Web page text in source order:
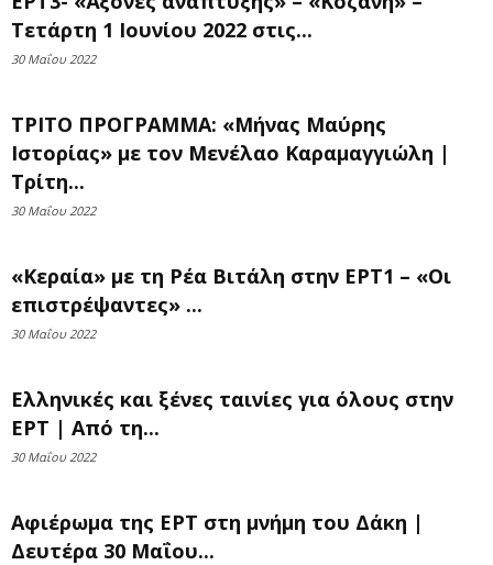
Τετάρτη 1 Ιουνίου 2022 στις...
30 Μαΐου 2022
ΤΡΙΤΟ ΠΡΟΓΡΑΜΜΑ: «Μήνας Μαύρης
Ιστορίας» με τον Μενέλαο Καραμαγγιώλη |
Τρίτη...
30 Μαΐου 2022
«Κεραία» με τη Ρέα Βιτάλη στην ΕΡΤ1 – «Οι
επιστρέψαντες» ...
30 Μαΐου 2022
Ελληνικές και ξένες ταινίες για όλους στην
ΕΡΤ | Από τη...
30 Μαΐου 2022
Αφιέρωμα της ΕΡΤ στη μνήμη του Δάκη |
Δευτέρα 30 Μαΐου...